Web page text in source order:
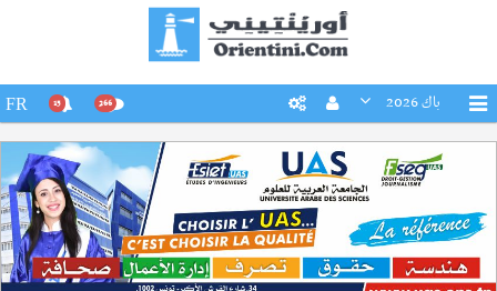
باك 2026 266
15
FR